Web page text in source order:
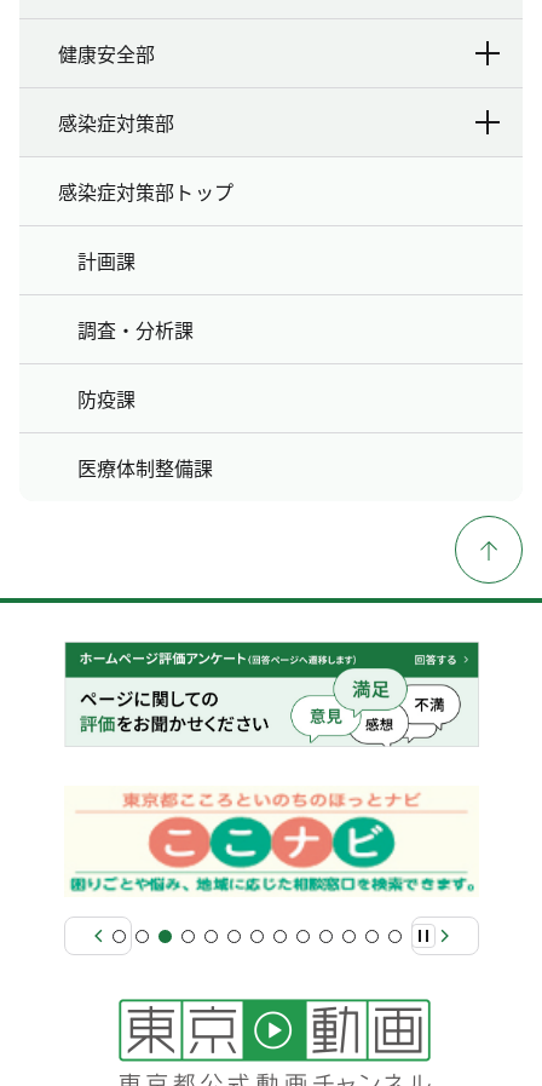
健康安全部
感染症対策部
感染症対策部トップ
計画課
調査・分析課
防疫課
医療体制整備課